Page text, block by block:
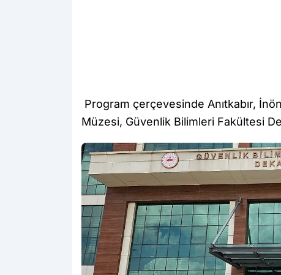
Program çerçevesinde Anıtkabır,
Müzesi, Güvenlik Bilimleri Fakültesi